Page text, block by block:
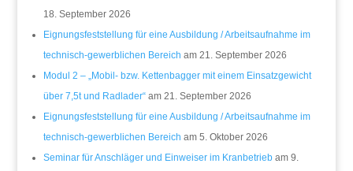
18. September 2026
Eignungsfeststellung für eine Ausbildung / Arbeitsaufnahme im
technisch-gewerblichen Bereich am 21. September 2026
Modul 2 – „Mobil- bzw. Kettenbagger mit einem Einsatzgewicht
über 7,5t und Radlader“am 21. September 2026
Eignungsfeststellung für eine Ausbildung / Arbeitsaufnahme im
technisch-gewerblichen Bereich am 5. Oktober 2026
Seminar für Anschläger und Einweiser im Kranbetriebam 9.